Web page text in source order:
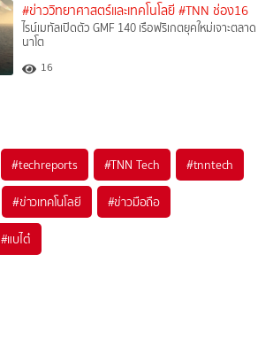
#ข่าววิทยาศาสตร์และเทคโนโลยี #TNN ช่อง16
ไรน์เมทัลเปิดตัว GMF 140 เรือฟริเกตยุคใหม่เจาะตลาด
นาโต
16
#techreports #TNN Tech #tnntech
#ข่าวเทคโนโลยี #ข่าวมือถือ
#แบไต๋